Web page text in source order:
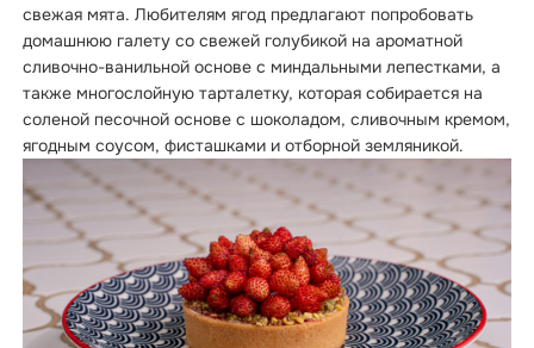
свежая мята. Любителям ягод предлагают попробовать
домашнюю галету со свежей голубикой на ароматной
сливочно-ванильной основе с миндальными лепестками, а
также многослойную тарталетку, которая собирается на
соленой песочной основе с шоколадом, сливочным кремом,
ягодным соусом, фисташками и отборной земляникой.